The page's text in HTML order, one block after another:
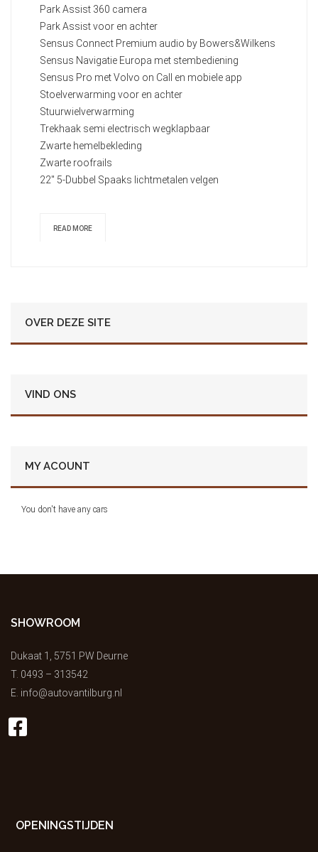
Park Assist 360 camera
Park Assist voor en achter
Sensus Connect Premium audio by Bowers&Wilkens
Sensus Navigatie Europa met stembediening
Sensus Pro met Volvo on Call en mobiele app
Stoelverwarming voor en achter
Stuurwielverwarming
Trekhaak semi electrisch wegklapbaar
Zwarte hemelbekleding
Zwarte roofrails
22" 5-Dubbel Spaaks lichtmetalen velgen
READ MORE
OVER DEZE SITE
VIND ONS
MY ACOUNT
You don't have any cars
SHOWROOM
Dukaat 1, 5751 PW Deurne
T. 0493 – 313542
E. info@autovantilburg.nl
OPENINGSTIJDEN